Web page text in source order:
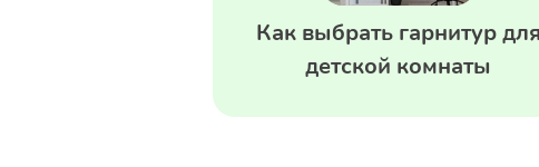
Как выбрать гарнитур для
детской комнаты